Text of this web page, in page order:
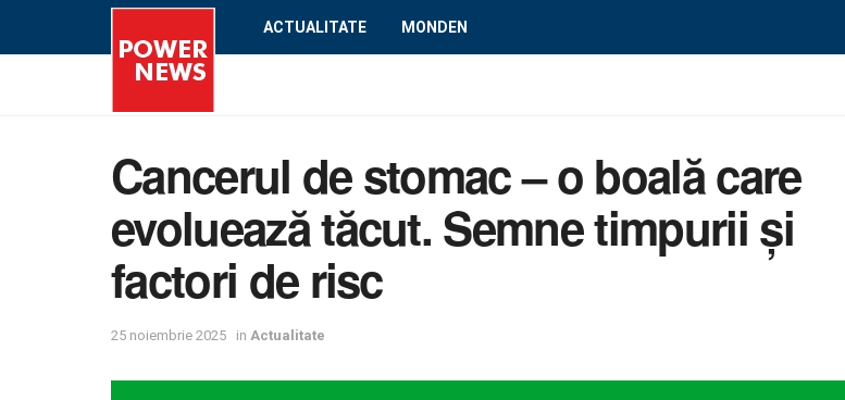
ACTUALITATE MONDEN
Cancerul de stomac – o boală care
evoluează tăcut. Semne timpurii și
factori de risc
25 noiembrie 2025 in Actualitate